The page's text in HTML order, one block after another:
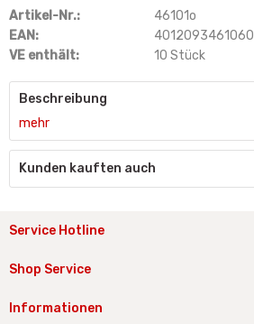
Artikel-Nr.:
46101o
EAN:
4012093461060
VE enthält:
10 Stück
Beschreibung
mehr
Kunden kauften auch
Service Hotline
Shop Service
Informationen